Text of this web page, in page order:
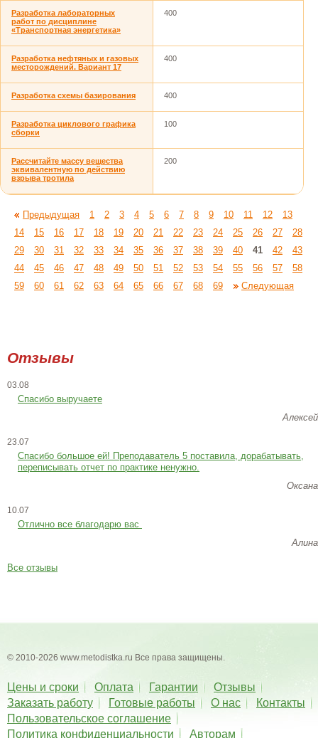
Разработка лабораторных
работ по дисциплине
«Транспортная энергетика»
400
Разработка нефтяных и газовых
месторождений. Вариант 17
400
Разработка схемы базирования 400
Разработка циклового графика
сборки
100
Рассчитайте массу вещества
эквивалентную по действию
взрыва тротила
200
Предыдущая 1 2 3 4 5 6 7 8 9 10 11 12
13
14
15 16 17 18 19 20 21 22 23 24 25 26 27
28
29
30 31 32 33 34 35 36 37 38 39 40 41 42
43
44
45 46 47 48 49 50 51 52 53 54 55 56 57
58
59
60 61 62 63 64 65 66 67 68 69 Следующая
Отзывы
03.08
Спасибо выручаете
Алексей
23.07
Cпасибо большое ей! Преподаватель 5 поставила, дорабатывать,
переписывать отчет по практике ненужно.
Оксана
10.07
Отлично все благодарю вас
Алина
Все отзывы
© 2010-2026 www.metodistka.ru Все права защищены.
Цены и сроки Оплата Гарантии
Отзывы
Заказать работу
Готовые работы О нас
Контакты
Пользовательское соглашение
Политика конфиденциальности
Авторам